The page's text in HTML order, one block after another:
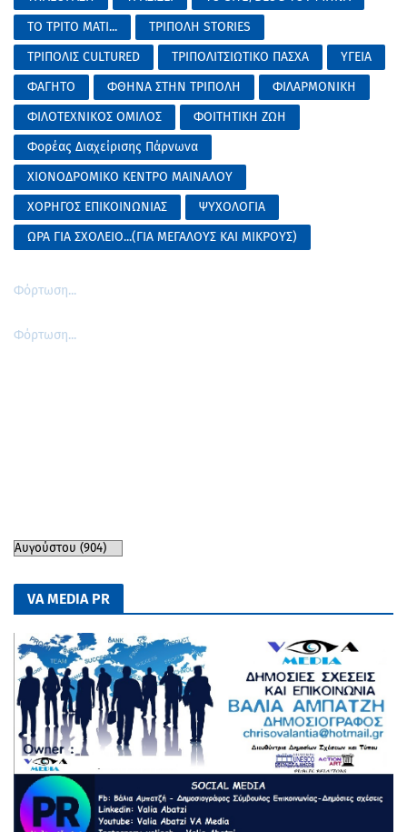
ΤΟ ΤΡΙΤΟ ΜΑΤΙ...
ΤΡΙΠΟΛΗ STORIES
ΤΡΙΠΟΛΙΣ CULTURED
ΤΡΙΠΟΛΙΤΣΙΩΤΙΚΟ ΠΑΣΧΑ
ΥΓΕΙΑ
ΦΑΓΗΤΟ
ΦΘΗΝΑ ΣΤΗΝ ΤΡΙΠΟΛΗ
ΦΙΛΑΡΜΟΝΙΚΗ
ΦΙΛΟΤΕΧΝΙΚΟΣ ΟΜΙΛΟΣ
ΦΟΙΤΗΤΙΚΗ ΖΩΗ
Φορέας Διαχείρισης Πάρνωνα
ΧΙΟΝΟΔΡΟΜΙΚΟ ΚΕΝΤΡΟ ΜΑΙΝΑΛΟΥ
ΧΟΡΗΓΟΣ ΕΠΙΚΟΙΝΩΝΙΑΣ
ΨΥΧΟΛΟΓΙΑ
ΩΡΑ ΓΙΑ ΣΧΟΛΕΙΟ...(ΓΙΑ ΜΕΓΑΛΟΥΣ ΚΑΙ ΜΙΚΡΟΥΣ)
Φόρτωση...
Φόρτωση...
VA MEDIA PR